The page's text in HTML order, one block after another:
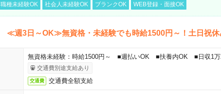
職種未経験OK 社会人未経験OK ブランクOK WEB登録・面接OK
≪週3日～OK≫無資格・未経験でも時給1500円～！土日祝休
無資格未経験：時給1500円～ ■週払いOK ■扶養内OK ■日収1万
交通費別途支給あり
交通費 交通費全額支給